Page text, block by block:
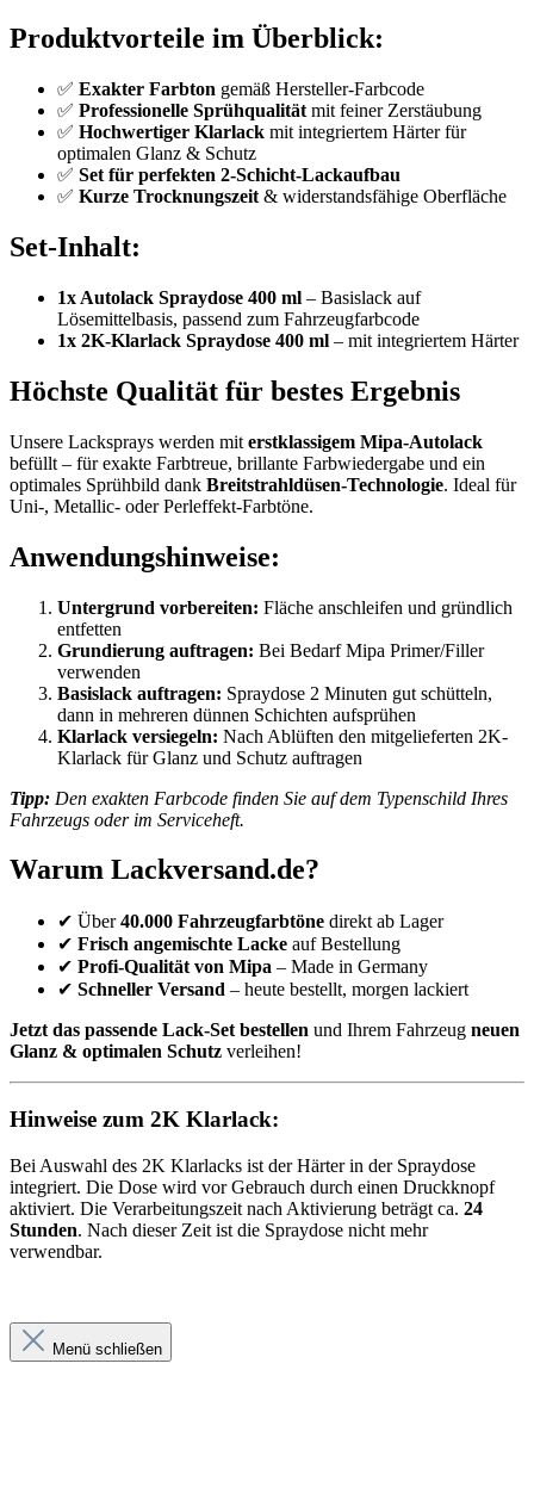
Produktvorteile im Überblick:
✅ Exakter Farbton gemäß Hersteller-Farbcode
✅ Professionelle Sprühqualität mit feiner Zerstäubung
✅ Hochwertiger Klarlack mit integriertem Härter für
optimalen Glanz & Schutz
✅ Set für perfekten 2-Schicht-Lackaufbau
✅ Kurze Trocknungszeit & widerstandsfähige Oberfläche
Set-Inhalt:
1x Autolack Spraydose 400 ml – Basislack auf
Lösemittelbasis, passend zum Fahrzeugfarbcode
1x 2K-Klarlack Spraydose 400 ml – mit integriertem Härter
Höchste Qualität für bestes Ergebnis
Unsere Lacksprays werden mit erstklassigem Mipa-Autolack
befüllt – für exakte Farbtreue, brillante Farbwiedergabe und ein
optimales Sprühbild dank Breitstrahldüsen-Technologie. Ideal für
Uni-, Metallic- oder Perleffekt-Farbtöne.
Anwendungshinweise:
Untergrund vorbereiten: Fläche anschleifen und gründlich
entfetten
Grundierung auftragen: Bei Bedarf Mipa Primer/Filler
verwenden
Basislack auftragen: Spraydose 2 Minuten gut schütteln,
dann in mehreren dünnen Schichten aufsprühen
Klarlack versiegeln: Nach Ablüften den mitgelieferten 2K-
Klarlack für Glanz und Schutz auftragen
Tipp: Den exakten Farbcode finden Sie auf dem Typenschild Ihres
Fahrzeugs oder im Serviceheft.
Warum Lackversand.de?
✔ Über40.000 Fahrzeugfarbtöne direkt ab Lager
✔ Frisch angemischte Lacke auf Bestellung
✔ Profi-Qualität von Mipa – Made in Germany
✔ Schneller Versand – heute bestellt, morgen lackiert
Jetzt das passende Lack-Set bestellen und Ihrem Fahrzeug neuen
Glanz & optimalen Schutz verleihen!
Hinweise zum 2K Klarlack:
Bei Auswahl des 2K Klarlacks ist der Härter in der Spraydose
integriert. Die Dose wird vor Gebrauch durch einen Druckknopf
aktiviert. Die Verarbeitungszeit nach Aktivierung beträgt ca. 24
Stunden. Nach dieser Zeit ist die Spraydose nicht mehr
verwendbar.
Menü schließen